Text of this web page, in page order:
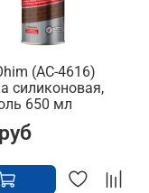
(AC-4616)
силиконовая,
650 мл